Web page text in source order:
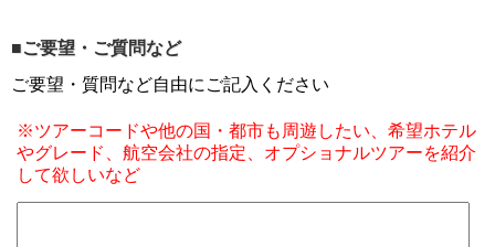
■ご要望・ご質問など
ご要望・質問など自由にご記入ください
※ツアーコードや他の国・都市も周遊したい、希望ホテル
やグレード、航空会社の指定、オプショナルツアーを紹介
して欲しいなど